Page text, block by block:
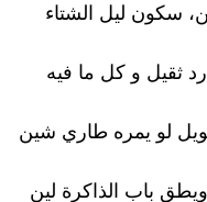
سكون ليل الشتاء
ثقيل و كل ما فيه
لو يمره طاري شين
باب الذاكرة لين